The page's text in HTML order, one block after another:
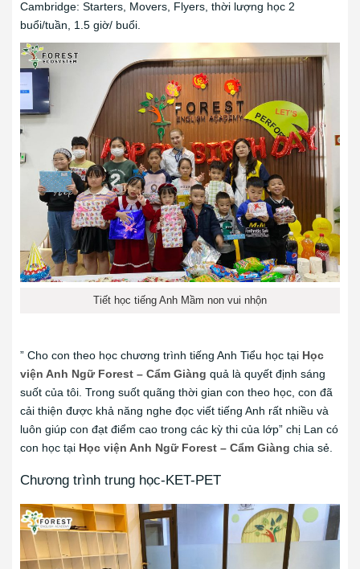
Cambridge: Starters, Movers, Flyers, thời lượng học 2
buổi/tuần, 1.5 giờ/ buổi.
Tiết học tiếng Anh Mầm non vui nhộn
” Cho con theo học chương trình tiếng Anh Tiểu học tại Học
viện Anh Ngữ Forest – Cẩm Giàng quả là quyết định sáng
suốt của tôi. Trong suốt quãng thời gian con theo học, con đã
cải thiện được khả năng nghe đọc viết tiếng Anh rất nhiều và
luôn giúp con đạt điểm cao trong các kỳ thi của lớp” chị Lan có
con học tại Học viện Anh Ngữ Forest – Cẩm Giàng chia sẻ.
Chương trình trung học-KET-PET